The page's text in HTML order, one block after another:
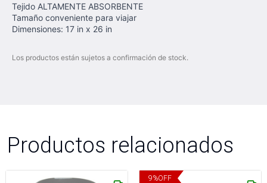
Tejido ALTAMENTE ABSORBENTE
Tamaño conveniente para viajar
Dimensiones: 17 in x 26 in
Los productos están sujetos a confirmación de stock.
Productos relacionados
9%OFF